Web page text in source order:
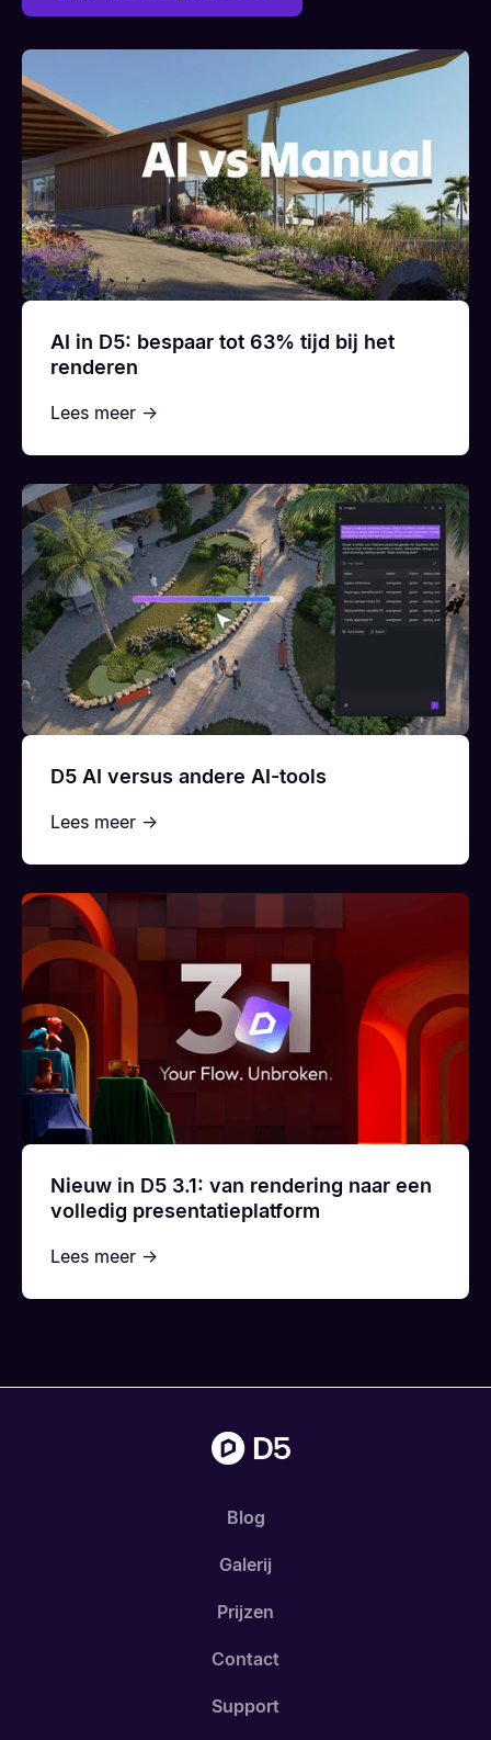
AI in D5: bespaar tot 63% tijd bij het
renderen
Lees meer →
D5 AI versus andere AI-tools
Lees meer →
Nieuw in D5 3.1: van rendering naar een
volledig presentatieplatform
Lees meer →
Blog
Galerij
Prijzen
Contact
Support